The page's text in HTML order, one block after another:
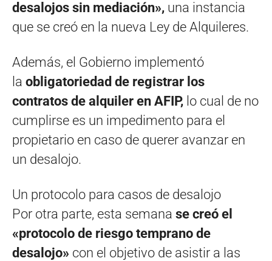
desalojos sin mediación», una instancia
que se creó en la nueva Ley de Alquileres.
Además, el Gobierno implementó
la obligatoriedad de registrar los
contratos de alquiler en AFIP, lo cual de no
cumplirse es un impedimento para el
propietario en caso de querer avanzar en
un desalojo.
Un protocolo para casos de desalojo
Por otra parte, esta semana se creó el
«protocolo de riesgo temprano de
desalojo» con el objetivo de asistir a las